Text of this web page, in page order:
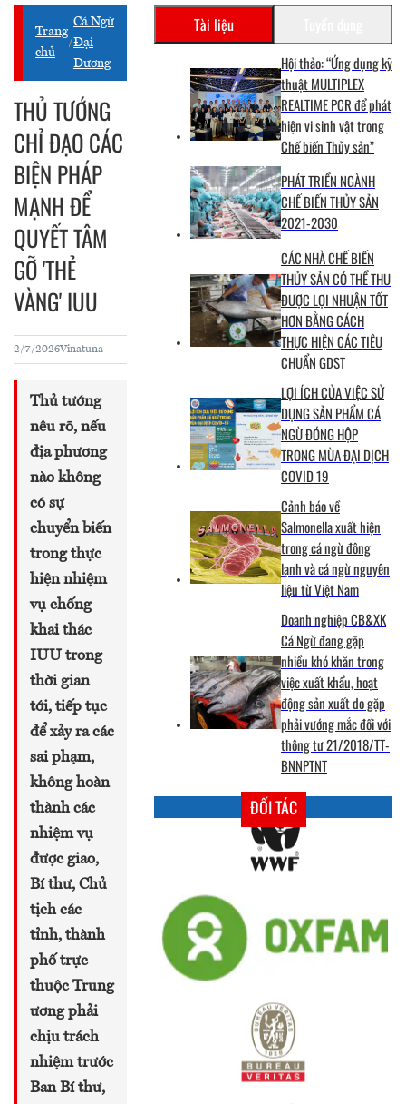
Trang
chủ
/
Cá Ngừ
Đại
Dương
THỦ TƯỚNG
CHỈ ĐẠO CÁC
BIỆN PHÁP
MẠNH ĐỂ
QUYẾT TÂM
GỠ 'THẺ
VÀNG' IUU
2/7/2026Vinatuna
Thủ tướng
nêu rõ, nếu
địa phương
nào không
có sự
chuyển biến
trong thực
hiện nhiệm
vụ chống
khai thác
IUU trong
thời gian
tới, tiếp tục
để xảy ra các
sai phạm,
không hoàn
thành các
nhiệm vụ
được giao,
Bí thư, Chủ
tịch các
tỉnh, thành
phố trực
thuộc Trung
ương phải
chịu trách
nhiệm trước
Ban Bí thư,
Tài liệu
Hội thảo: “Ứng dụng kỹ
thuật MULTIPLEX
REALTIME PCR để phát
hiện vi sinh vật trong
Chế biến Thủy sản”
PHÁT TRIỂN NGÀNH
CHẾ BIẾN THỦY SẢN
2021-2030
CÁC NHÀ CHẾ BIẾN
THỦY SẢN CÓ THỂ THU
ĐƯỢC LỢI NHUẬN TỐT
HƠN BẰNG CÁCH
THỰC HIỆN CÁC TIÊU
CHUẨN GDST
LỢI ÍCH CỦA VIỆC SỬ
DỤNG SẢN PHẨM CÁ
NGỪ ĐÓNG HỘP
TRONG MÙA ĐẠI DỊCH
COVID 19
Cảnh báo về
Salmonella xuất hiện
trong cá ngừ đông
lạnh và cá ngừ nguyên
liệu từ Việt Nam
Doanh nghiệp CB&XK
Cá Ngừ đang gặp
nhiều khó khăn trong
việc xuất khẩu, hoạt
động sản xuất do gặp
phải vướng mắc đối với
thông tư 21/2018/TT-
BNNPTNT
ĐỐI TÁC